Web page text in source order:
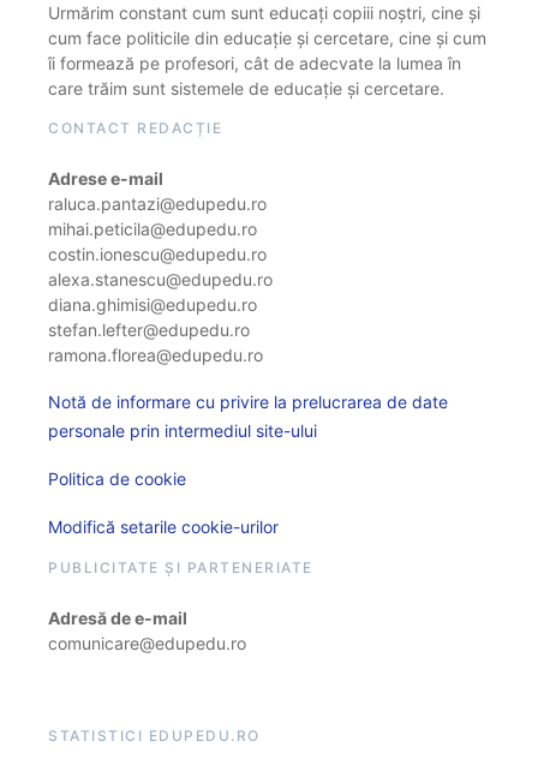
Urmărim constant cum sunt educați copiii noștri, cine și
cum face politicile din educație și cercetare, cine și cum
îi formează pe profesori, cât de adecvate la lumea în
care trăim sunt sistemele de educație și cercetare.
CONTACT REDACȚIE
Adrese e-mail
raluca.pantazi@edupedu.ro
mihai.peticila@edupedu.ro
costin.ionescu@edupedu.ro
alexa.stanescu@edupedu.ro
diana.ghimisi@edupedu.ro
stefan.lefter@edupedu.ro
ramona.florea@edupedu.ro
Notă de informare cu privire la prelucrarea de date
personale prin intermediul site-ului
Politica de cookie
Modifică setarile cookie-urilor
PUBLICITATE ȘI PARTENERIATE
Adresă de e-mail
comunicare@edupedu.ro
STATISTICI EDUPEDU.RO